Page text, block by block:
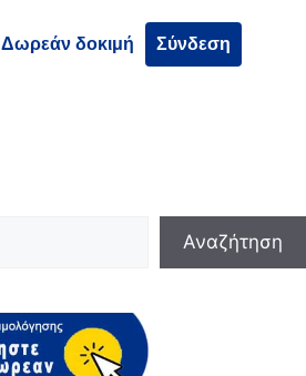
Δωρεάν δοκιμή Σύνδεση
Αναζήτηση